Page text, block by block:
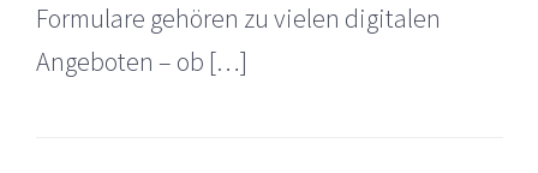
Formulare gehören zu vielen digitalen
Angeboten – ob […]